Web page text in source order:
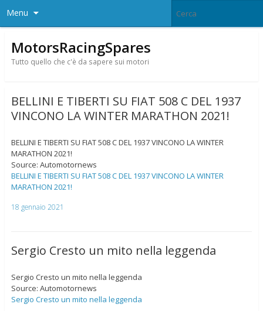
Menu
MotorsRacingSpares
Tutto quello che c'è da sapere sui motori
BELLINI E TIBERTI SU FIAT 508 C DEL 1937
VINCONO LA WINTER MARATHON 2021!
BELLINI E TIBERTI SU FIAT 508 C DEL 1937 VINCONO LA WINTER
MARATHON 2021!
Source: Automotornews
BELLINI E TIBERTI SU FIAT 508 C DEL 1937 VINCONO LA WINTER
MARATHON 2021!
18 gennaio 2021
Sergio Cresto un mito nella leggenda
Sergio Cresto un mito nella leggenda
Source: Automotornews
Sergio Cresto un mito nella leggenda